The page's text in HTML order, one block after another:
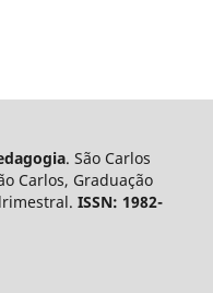
. São Carlos
Carlos, Graduação
ISSN: 1982-